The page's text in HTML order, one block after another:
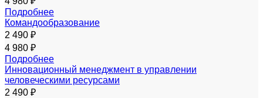
Подробнее
Командообразование
2 490 ₽
4 980 ₽
Подробнее
Инновационный менеджмент в управлении
человеческими ресурсами
2 490 ₽